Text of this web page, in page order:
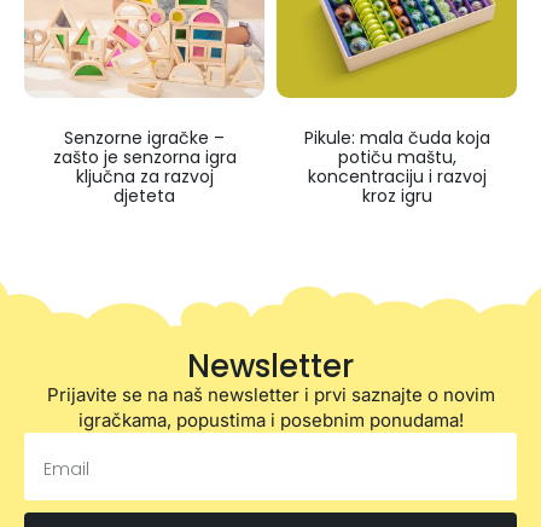
Senzorne igračke –
zašto je senzorna igra
ključna za razvoj
djeteta
Pikule: mala čuda koja
potiču maštu,
koncentraciju i razvoj
kroz igru
Newsletter
Prijavite se na naš newsletter i prvi saznajte o novim
igračkama, popustima i posebnim ponudama!